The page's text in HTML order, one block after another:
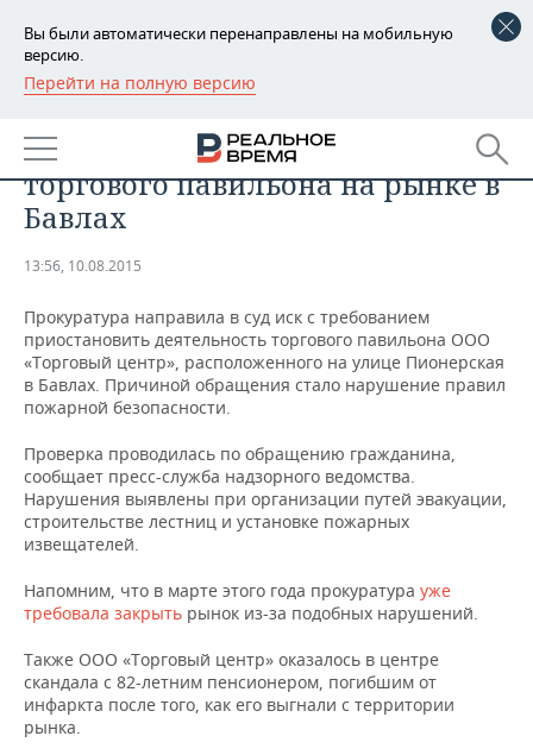
Вы были автоматически перенаправлены на мобильную
версию.
Перейти на полную версию
РЕГИОНЫ
БАШКОРТОСТАН
ТАТАРСТАН
НОВОСТИ
АНАЛИТИКА
КОРОЛИ ГОСЗАКАЗА ПФО
ВУЗЫ ТАТАРСТАНА
КОМУ ПРИНАДЛЕЖАТ
ТОРГОВЫЕ ЦЕНТРЫ
ТАТАРСТАНА
ФИНАНСЫ
БАНКИ
БЮДЖЕТ
ИНВЕСТИЦИИ
НОВОСТИ
ПРОМЫШЛЕННОСТИ
МАШИНОСТРОЕНИЕ
НЕФТЕХИМИЯ
НЕФТЬ
ОПК
ЭНЕРГЕТИКА
НЕДВИЖИМОСТЬ
НОВОСТИ НЕДВИЖИМОСТИ
АВТО
НОВОСТИ АВТО
БИЗНЕС
НОВОСТИ БИЗНЕСА
УСЛУГИ
ТЕХНОЛОГИИ
МЕДИА
ТЕЛЕКОММУНИКАЦИИ
ВЫЕЗДНАЯ РЕДАКЦИЯ
БИЗНЕС-БРАНЧИ
НОВОСТИ СПОРТА
ФУТБОЛ
ОБЩЕСТВО
НОВОСТИ ОБЩЕСТВА
ФОТОГАЛЕРЕЯ
приостановить деятельность
торгового павильона на рынке в
Бавлах
13:56, 10.08.2015
Прокуратура направила в суд иск с требованием
приостановить деятельность торгового павильона ООО
«Торговый центр», расположенного на улице Пионерская
в Бавлах. Причиной обращения стало нарушение правил
пожарной безопасности.
Проверка проводилась по обращению гражданина,
сообщает пресс-служба надзорного ведомства.
Нарушения выявлены при организации путей эвакуации,
строительстве лестниц и установке пожарных
извещателей.
Напомним, что в марте этого года прокуратура уже
требовала закрыть рынок из-за подобных нарушений.
Также ООО «Торговый центр» оказалось в центре
скандала с 82-летним пенсионером, погибшим от
инфаркта после того, как его выгнали с территории
рынка.